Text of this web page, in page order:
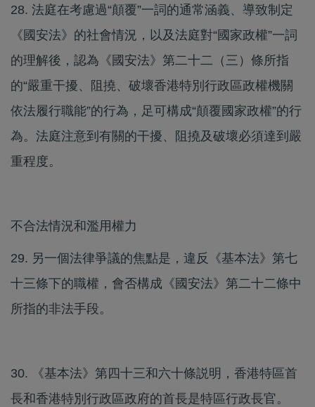
28. 法庭在考慮過“顛覆”一詞的通常涵義、導致制定
《國安法》的社會情況，以及法庭對“國家政權”一詞
的理解後，認為《國安法》第二十二（三）條所指
的“嚴重干擾、阻撓、破壞香港特別行政區政權機關
依法履行職能”的行為，足可構成“顛覆國家政權”的行
為。法庭注意到有關的干擾、阻撓及破壞必須達到嚴
重程度。
不合法情況和濫用權力
29. 另一個法律爭議的焦點是，違反《基本法》第七
十三條下的職權，會否構成《國安法》第二十二條中
所指的非法手段。
30. 《基本法》第四十三和六十條説明，香港特區首
長和香港特別行政區政府的首長是特區行政長官。